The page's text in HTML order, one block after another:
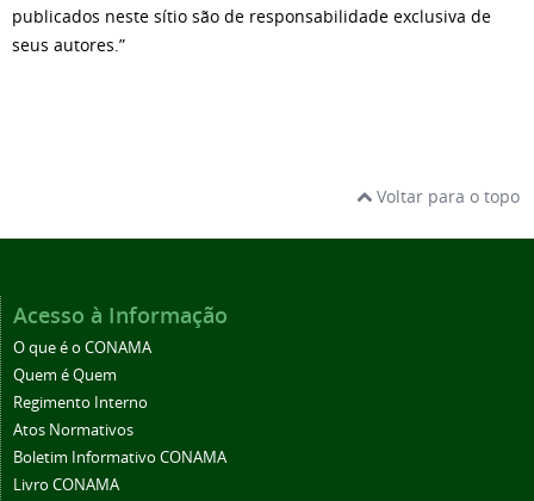
publicados neste sítio são de responsabilidade exclusiva de
seus autores.”
Voltar para o topo
Acesso à Informação
O que é o CONAMA
Quem é Quem
Regimento Interno
Atos Normativos
Boletim Informativo CONAMA
Livro CONAMA